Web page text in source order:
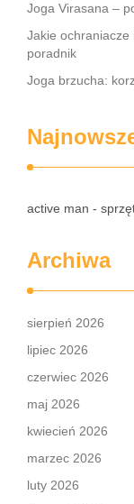
Joga Virasana –
Jakie ochraniacze
poradnik
Joga brzucha:
active man -
Archiwa
sierpień 2026
lipiec 2026
czerwiec 2026
maj 2026
kwiecień 2026
marzec 2026
luty 2026